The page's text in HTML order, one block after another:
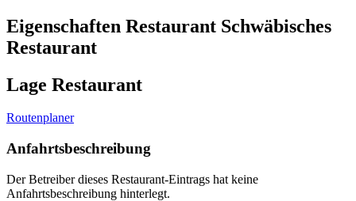
Eigenschaften Restaurant Schwäbisches
Restaurant
Lage Restaurant
Routenplaner
Anfahrtsbeschreibung
Der Betreiber dieses Restaurant-Eintrags hat keine
Anfahrtsbeschreibung hinterlegt.